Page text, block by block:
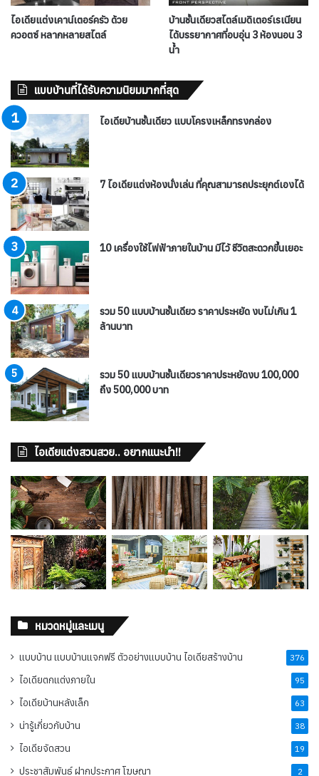
ไอเดียแต่งเคาน์เตอร์ครัว ด้วย
ควอตซ์ หลากหลายสไตล์
บ้านชั้นเดียวสไตล์เมดิเตอร์เรเนียน
ได้บรรยากาศที่อบอุ่น 3 ห้องนอน 3
น้ำ
แบบบ้านที่ได้รับความนิยมมากที่สุด
ไอเดียบ้านชั้นเดียว แบบโครงเหล็กทรงกล่อง
7 ไอเดียแต่งห้องนั่งเล่น ที่คุณสามารถประยุกต์เองได้
10 เครื่องใช้ไฟฟ้าภายในบ้าน มีไว้ ชีวิตสะดวกขึ้นเยอะ
รวม 50 แบบบ้านชั้นเดียว ราคาประหยัด งบไม่เกิน 1
ล้านบาท
รวม 50 แบบบ้านชั้นเดียวราคาประหยัดงบ 100,000
ถึง 500,000 บาท
ไอเดียแต่งสวนสวย.. อยากแนะนำ!!
หมวดหมู่และเมนู
แบบบ้าน แบบบ้านแจกฟรี ตัวอย่างแบบบ้าน ไอเดียสร้างบ้าน 376
ไอเดียตกแต่งภายใน 95
ไอเดียบ้านหลังเล็ก 63
น่ารู้เกี่ยวกับบ้าน 38
ไอเดียจัดสวน 19
ประชาสัมพันธ์ ฝากประกาศ โฆษณา 2